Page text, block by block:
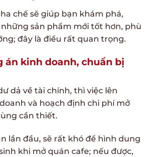
chế sẽ giúp bạn khám phá,
sản phẩm mới tốt hơn, phù
đây là điều rất quan trọng.
án kinh doanh, chuẩn bị
dả về tài chính, thì việc lên
và hoạch định chi phí mở
cần thiết.
lần đầu, sẽ rất khó để hình dung
khi mở quán cafe; nếu được,